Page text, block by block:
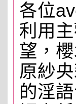
各位
利用
望，
原紗
的淫